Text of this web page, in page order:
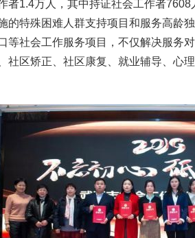
者1.4万人，其中持证社会工作者
的特殊困难人群支持项目和服务高龄
等社会工作服务项目，不仅解决服务
社区矫正、社区康复、就业辅导、心